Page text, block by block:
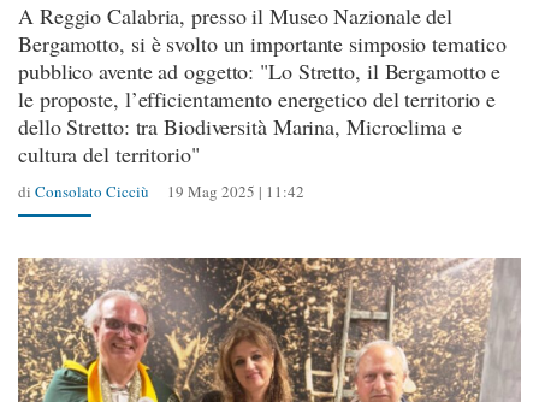
A Reggio Calabria, presso il Museo Nazionale del
Bergamotto, si è svolto un importante simposio tematico
pubblico avente ad oggetto: "Lo Stretto, il Bergamotto e
le proposte, l’efficientamento energetico del territorio e
dello Stretto: tra Biodiversità Marina, Microclima e
cultura del territorio"
di Consolato Cicciù 19 Mag 2025 | 11:42